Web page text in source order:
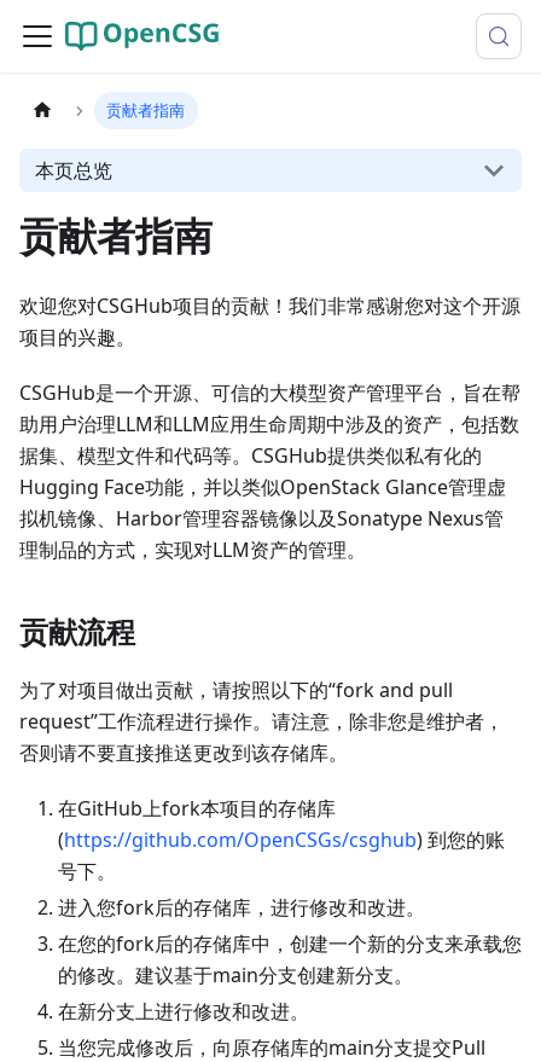
贡献者指南
本页总览
贡献者指南
欢迎您对CSGHub项目的贡献！我们非常感谢您对这个开源
项目的兴趣。
CSGHub是一个开源、可信的大模型资产管理平台，旨在帮
助用户治理LLM和LLM应用生命周期中涉及的资产，包括数
据集、模型文件和代码等。CSGHub提供类似私有化的
Hugging Face功能，并以类似OpenStack Glance管理虚
拟机镜像、Harbor管理容器镜像以及Sonatype Nexus管
理制品的方式，实现对LLM资产的管理。
贡献流程
为了对项目做出贡献，请按照以下的“fork and pull
request”工作流程进行操作。请注意，除非您是维护者，
否则请不要直接推送更改到该存储库。
在GitHub上fork本项目的存储库
(https://github.com/OpenCSGs/csghub) 到您的账
号下。
进入您fork后的存储库，进行修改和改进。
在您的fork后的存储库中，创建一个新的分支来承载您
的修改。建议基于main分支创建新分支。
在新分支上进行修改和改进。
当您完成修改后，向原存储库的main分支提交Pull